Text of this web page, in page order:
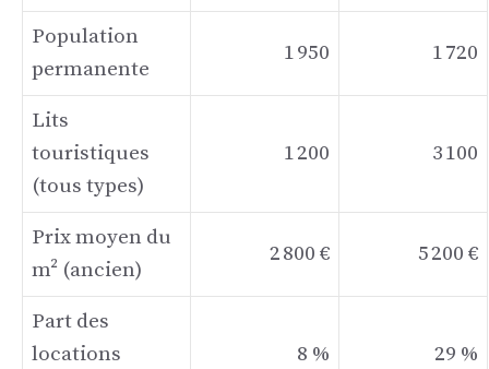
Population
permanente
1 950 1 720
Lits
touristiques
(tous types)
1 200 3 100
Prix moyen du
m² (ancien)
2 800 € 5 200 €
Part des
locations
8 % 29 %